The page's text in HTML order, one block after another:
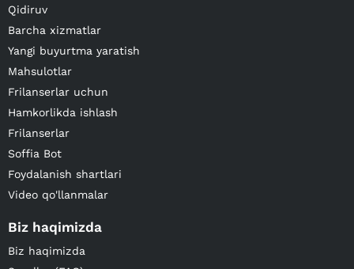
Qidiruv
Barcha xizmatlar
Yangi buyurtma yaratish
Mahsulotlar
Frilanserlar uchun
Hamkorlikda ishlash
Frilanserlar
Soffia Bot
Foydalanish shartlari
Video qo'llanmalar
Biz haqimizda
Biz haqimizda